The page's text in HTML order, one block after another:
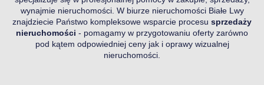
wynajmie nieruchomości. W biurze nieruchomości Białe Lwy
znajdziecie Państwo kompleksowe wsparcie procesu sprzedaży
nieruchomości - pomagamy w przygotowaniu oferty zarówno
pod kątem odpowiedniej ceny jak i oprawy wizualnej
nieruchomości.